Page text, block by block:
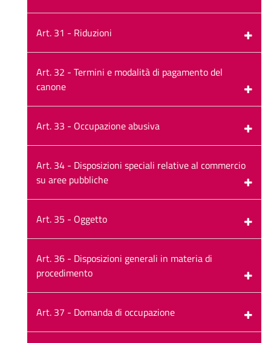
Art. 31 - Riduzioni
Art. 32 - Termini e modalità di pagamento del
canone
Art. 33 - Occupazione abusiva
Art. 34 - Disposizioni speciali relative al commercio
su aree pubbliche
Art. 35 - Oggetto
Art. 36 - Disposizioni generali in materia di
procedimento
Art. 37 - Domanda di occupazione